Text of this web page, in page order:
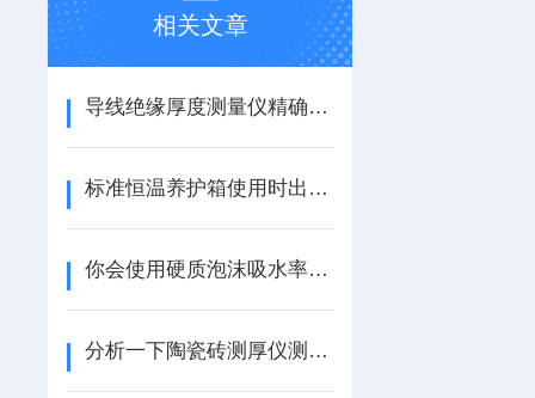
相关文章
导线绝缘厚度测量仪精确测量保障电力安全
标准恒温养护箱使用时出现故障该怎么处理？
你会使用硬质泡沫吸水率测定仪吗？
分析一下陶瓷砖测厚仪测量数据不准的原因